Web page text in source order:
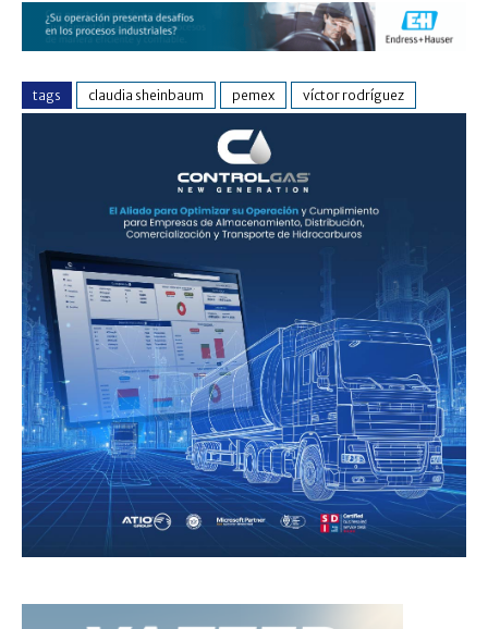
tags claudia sheinbaum pemex víctor rodríguez